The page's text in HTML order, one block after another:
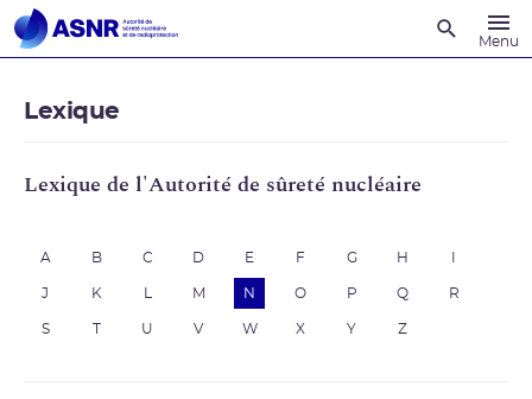
Menu
Lexique
Lexique de l'Autorité de sûreté nucléaire
A B C D E F G H
J K M N O P Q R
S U V W X Y Z